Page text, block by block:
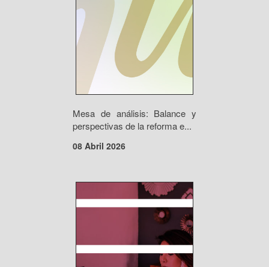
Mesa de análisis: Balance y
perspectivas de la reforma e...
08 Abril 2026